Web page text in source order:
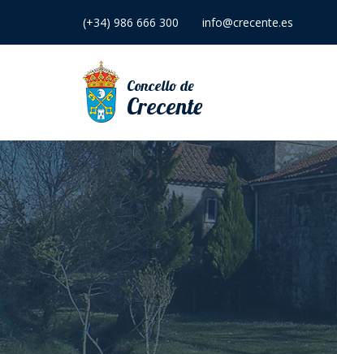
(+34) 986 666 300 info@crecente.es
Concello de
Crecente